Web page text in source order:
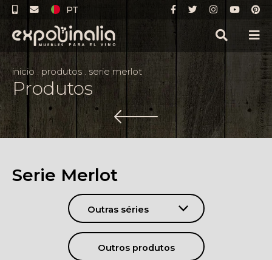
PT
inicio. produtos .serie merlot
Produtos
Serie Merlot
Outras séries
Outros produtos